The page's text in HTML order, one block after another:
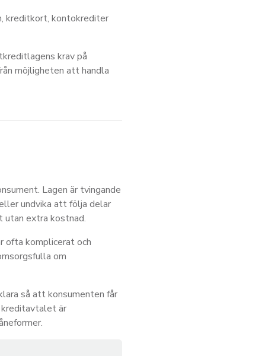
kreditkort, kontokrediter
krav på
möjligheten att handla
Lagen är tvingande
undvika att följa delar
extra kostnad.
ofta komplicerat och
om
så att konsumenten får
är